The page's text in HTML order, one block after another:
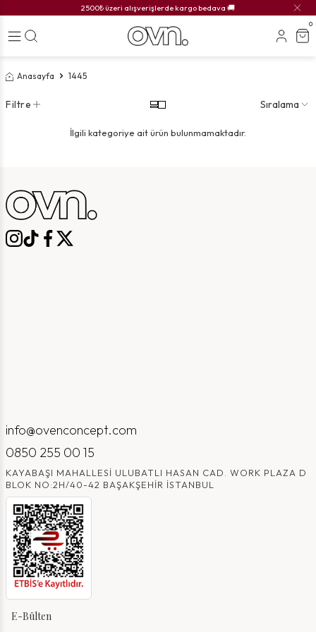
2500₺ üzeri alışverişlerde kargo bedava 🚚
0
Anasayfa 1445
Filtre Sıralama
İlgili kategoriye ait ürün bulunmamaktadır.
info@ovenconcept.com
0850 255 00 15
KAYABAŞI MAHALLESI ULUBATLI HASAN CAD. WORK PLAZA D
BLOK NO:2H/40-42 BAŞAKŞEHIR İSTANBUL
E-Bülten